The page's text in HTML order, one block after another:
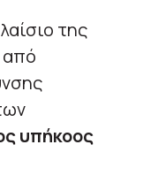
της
από
υπήκοος